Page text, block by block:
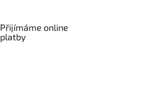
Přijímáme online
platby